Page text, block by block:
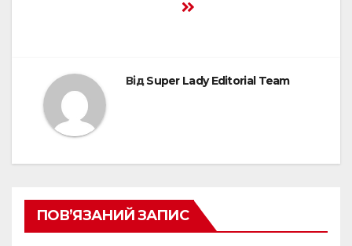
ВідSuper Lady Editorial Team
ПОВ’ЯЗАНИЙ ЗАПИС